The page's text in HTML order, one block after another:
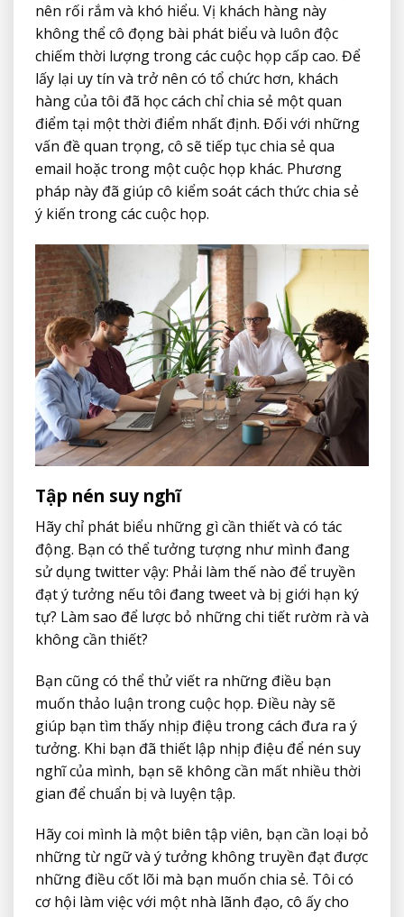
nên rối rắm và khó hiểu. Vị khách hàng này
không thể cô đọng bài phát biểu và luôn độc
chiếm thời lượng trong các cuộc họp cấp cao. Để
lấy lại uy tín và trở nên có tổ chức hơn, khách
hàng của tôi đã học cách chỉ chia sẻ một quan
điểm tại một thời điểm nhất định. Đối với những
vấn đề quan trọng, cô sẽ tiếp tục chia sẻ qua
email hoặc trong một cuộc họp khác. Phương
pháp này đã giúp cô kiểm soát cách thức chia sẻ
ý kiến trong các cuộc họp.
Tập nén suy nghĩ
Hãy chỉ phát biểu những gì cần thiết và có tác
động. Bạn có thể tưởng tượng như mình đang
sử dụng twitter vậy: Phải làm thế nào để truyền
đạt ý tưởng nếu tôi đang tweet và bị giới hạn ký
tự? Làm sao để lược bỏ những chi tiết rườm rà và
không cần thiết?
Bạn cũng có thể thử viết ra những điều bạn
muốn thảo luận trong cuộc họp. Điều này sẽ
giúp bạn tìm thấy nhịp điệu trong cách đưa ra ý
tưởng. Khi bạn đã thiết lập nhịp điệu để nén suy
nghĩ của mình, bạn sẽ không cần mất nhiều thời
gian để chuẩn bị và luyện tập.
Hãy coi mình là một biên tập viên, bạn cần loại bỏ
những từ ngữ và ý tưởng không truyền đạt được
những điều cốt lõi mà bạn muốn chia sẻ. Tôi có
cơ hội làm việc với một nhà lãnh đạo, cô ấy cho